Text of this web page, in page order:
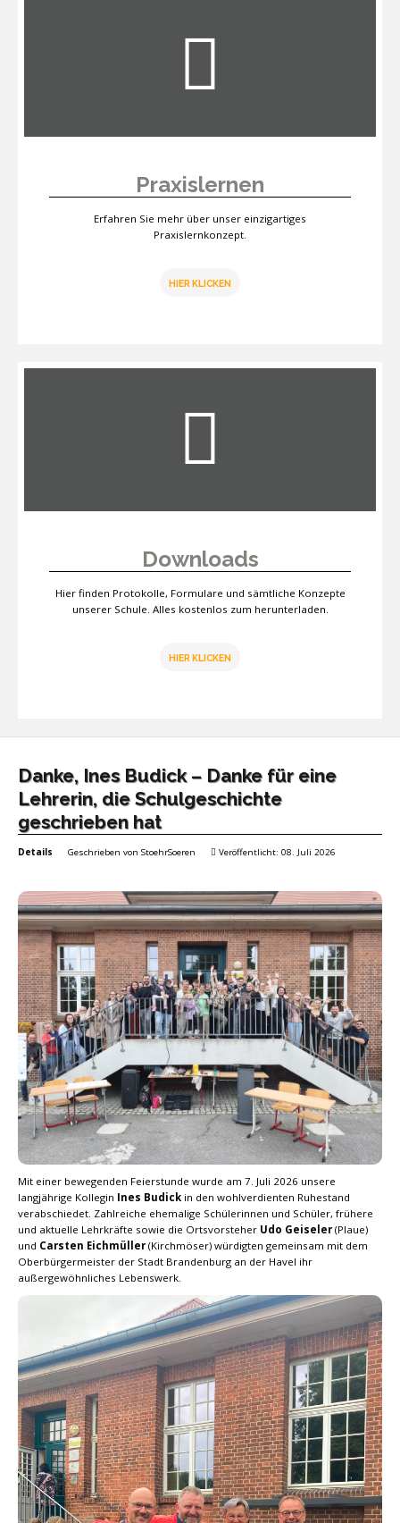
Praxislernen
Erfahren Sie mehr über unser einzigartiges
Praxislernkonzept.
HIER KLICKEN
Downloads
Hier finden Protokolle, Formulare und sämtliche Konzepte
unserer Schule. Alles kostenlos zum herunterladen.
HIER KLICKEN
Danke, Ines Budick – Danke für eine
Lehrerin, die Schulgeschichte
geschrieben hat
Details Geschrieben von StoehrSoeren Veröffentlicht: 08. Juli 2026
Mit einer bewegenden Feierstunde wurde am 7. Juli 2026 unsere
langjährige Kollegin Ines Budick in den wohlverdienten Ruhestand
verabschiedet. Zahlreiche ehemalige Schülerinnen und Schüler, frühere
und aktuelle Lehrkräfte sowie die Ortsvorsteher Udo Geiseler (Plaue)
und Carsten Eichmüller (Kirchmöser) würdigten gemeinsam mit dem
Oberbürgermeister der Stadt Brandenburg an der Havel ihr
außergewöhnliches Lebenswerk.